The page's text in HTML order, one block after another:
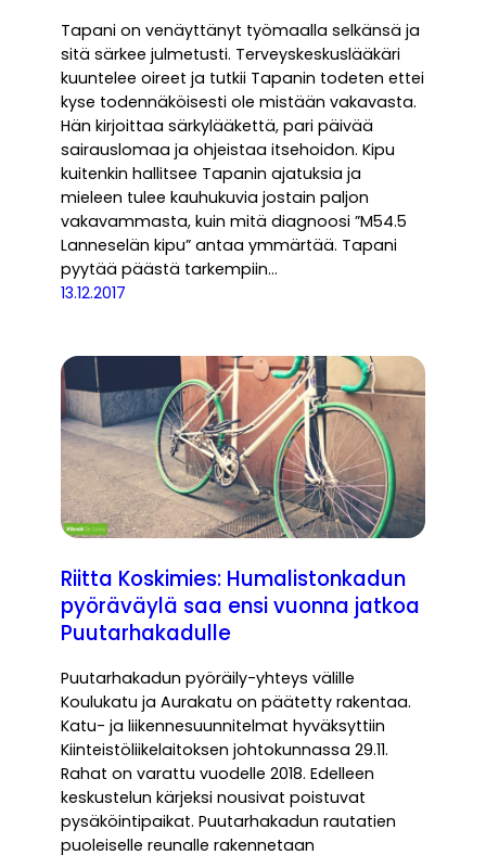
Tapani on venäyttänyt työmaalla selkänsä ja
sitä särkee julmetusti. Terveyskeskuslääkäri
kuuntelee oireet ja tutkii Tapanin todeten ettei
kyse todennäköisesti ole mistään vakavasta.
Hän kirjoittaa särkylääkettä, pari päivää
sairauslomaa ja ohjeistaa itsehoidon. Kipu
kuitenkin hallitsee Tapanin ajatuksia ja
mieleen tulee kauhukuvia jostain paljon
vakavammasta, kuin mitä diagnoosi ”M54.5
Lanneselän kipu” antaa ymmärtää. Tapani
pyytää päästä tarkempiin…
13.12.2017
Riitta Koskimies: Humalistonkadun
pyöräväylä saa ensi vuonna jatkoa
Puutarhakadulle
Puutarhakadun pyöräily-yhteys välille
Koulukatu ja Aurakatu on päätetty rakentaa.
Katu- ja liikennesuunnitelmat hyväksyttiin
Kiinteistöliikelaitoksen johtokunnassa 29.11.
Rahat on varattu vuodelle 2018. Edelleen
keskustelun kärjeksi nousivat poistuvat
pysäköintipaikat. Puutarhakadun rautatien
puoleiselle reunalle rakennetaan